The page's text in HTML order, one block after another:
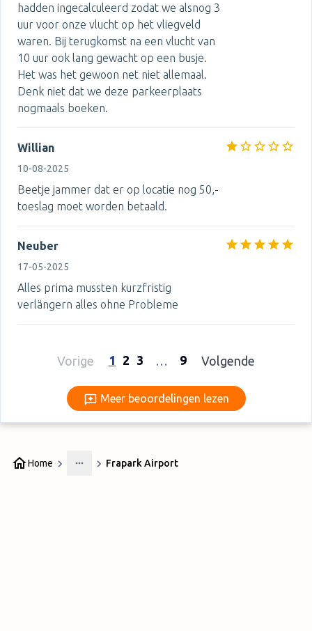
hadden ingecalculeerd zodat we alsnog 3
uur voor onze vlucht op het vliegveld
waren. Bij terugkomst na een vlucht van
10 uur ook lang gewacht op een busje.
Het was het gewoon net niet allemaal.
Denk niet dat we deze parkeerplaats
nogmaals boeken.
Willian
10-08-2025
Beetje jammer dat er op locatie nog 50,-
toeslag moet worden betaald.
Neuber
17-05-2025
Alles prima mussten kurzfristig
verlängern alles ohne Probleme
Vorige 1 2 3 … 9 Volgende
Meer beoordelingen lezen
Meer beoordelingen lezen
Home
More
Frapark Airport